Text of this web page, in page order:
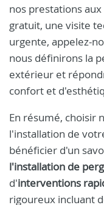
nos prestations
gratuit, une visite
urgente, appelez-
nous définirons la
extérieur et
confort et
En résumé, choisir
l'installation de
bénéficier d'un
l'installation de
d'interventions
rigoureux incluant